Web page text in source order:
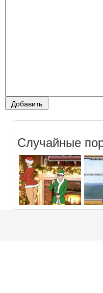
Случайные